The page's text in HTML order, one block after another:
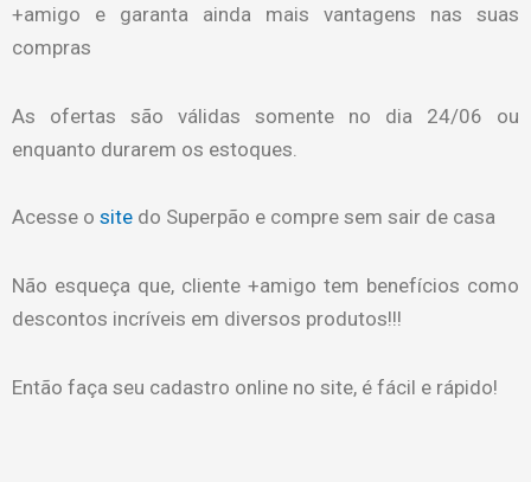
+amigo e garanta ainda mais vantagens nas suas
compras
As ofertas são válidas somente no dia 24/06 ou
enquanto durarem os estoques.
Acesse o site do Superpão e compre sem sair de casa
Não esqueça que, cliente +amigo tem benefícios como
descontos incríveis em diversos produtos!!!
Então faça seu cadastro online no site, é fácil e rápido!